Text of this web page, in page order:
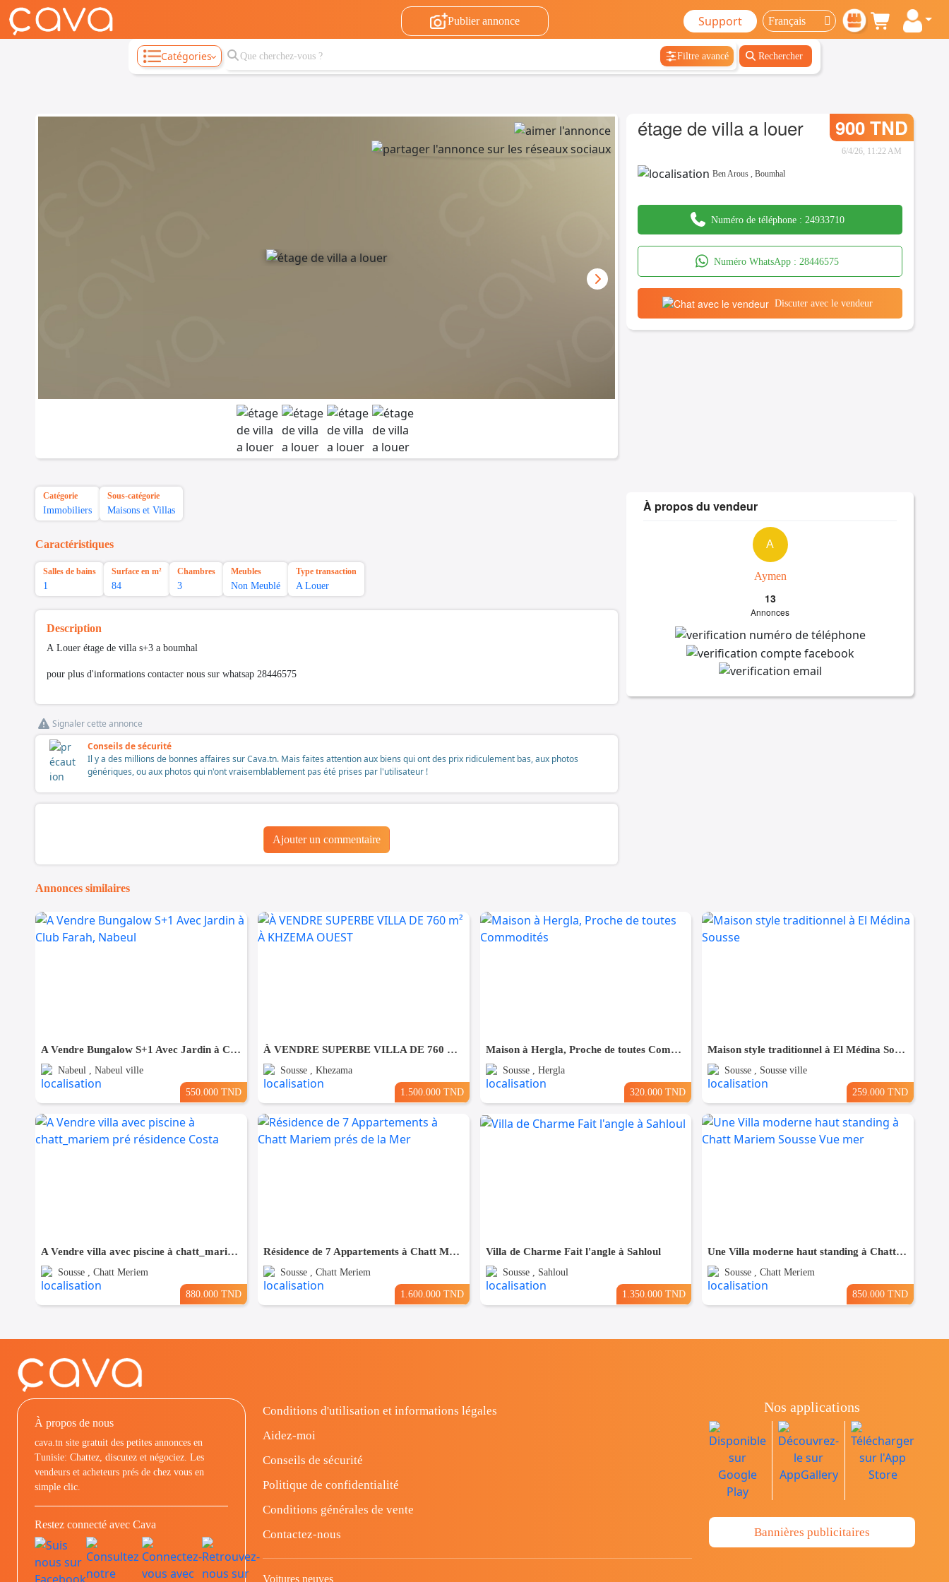
Publier annonce Support
Catégories Filtre avancé Rechercher
étage de villa a louer 900 TND
6/4/26, 11:22 AM
Ben Arous ,Boumhal
Numéro de téléphone : 24933710
Numéro WhatsApp : 28446575
Discuter avec le vendeur
Catégorie
Immobiliers
Sous-catégorie
Maisons et Villas
Caractéristiques
Salles de bains
1
Surface en m²
84
Chambres
3
Meubles
Non Meublé
Type transaction
A Louer
Description
A Louer étage de villa s+3 a boumhal
pour plus d'informations contacter nous sur whatsap 28446575
Signaler cette annonce
Conseils de sécurité
Il y a des millions de bonnes affaires sur Cava.tn. Mais faites attention aux biens qui ont des prix ridiculement bas, aux photos
génériques, ou aux photos qui n'ont vraisemblablement pas été prises par l'utilisateur !
Ajouter un commentaire
À propos du vendeur
A
Aymen
13
Annonces
Annonces similaires
A Vendre Bungalow S+1 Avec Jardin à Club Farah, Nabeul
Nabeul , Nabeul ville
550.000 TND
À VENDRE SUPERBE VILLA DE 760 m² À KHZEMA OUEST
Sousse , Khezama
1.500.000 TND
Maison à Hergla, Proche de toutes Commodités
Sousse , Hergla
320.000 TND
Maison style traditionnel à El Médina Sousse
Sousse , Sousse ville
259.000 TND
A Vendre villa avec piscine à chatt_mariem pré résidence Costa
Sousse , Chatt Meriem
880.000 TND
Résidence de 7 Appartements à Chatt Mariem prés de la Mer
Sousse , Chatt Meriem
1.600.000 TND
Villa de Charme Fait l'angle à Sahloul
Sousse , Sahloul
1.350.000 TND
Une Villa moderne haut standing à Chatt Mariem Sousse Vue mer
Sousse , Chatt Meriem
850.000 TND
À propos de nous
cava.tn site gratuit des petites annonces en
Tunisie: Chattez, discutez et négociez. Les
vendeurs et acheteurs prés de chez vous en
simple clic.
Restez connecté avec Cava
Conditions d'utilisation et informations légales
Aidez-moi
Conseils de sécurité
Politique de confidentialité
Conditions générales de vente
Contactez-nous
Voitures neuves
Nos applications
Bannières publicitaires